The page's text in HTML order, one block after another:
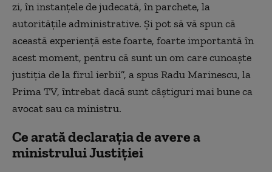
zi, în instanţele de judecată, în parchete, la
autorităţile administrative. Şi pot să vă spun că
această experienţă este foarte, foarte importantă în
acest moment, pentru că sunt un om care cunoaşte
justiţia de la firul ierbii”, a spus Radu Marinescu, la
Prima TV, întrebat dacă sunt câștiguri mai bune ca
avocat sau ca ministru.
Ce arată declarația de avere a
ministrului Justiției